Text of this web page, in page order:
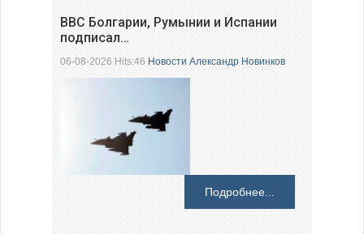
ВВС Болгарии, Румынии и Испании
подписал…
06-08-2026 Hits:46Новости Александр Новинков
Подробнее...